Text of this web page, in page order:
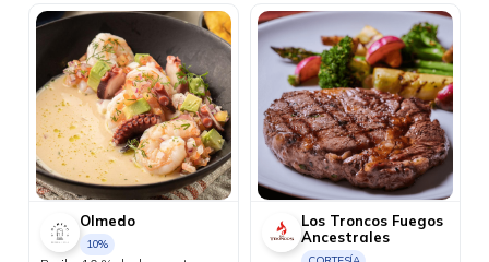
Olmedo
10%
Los Troncos Fuegos
Ancestrales